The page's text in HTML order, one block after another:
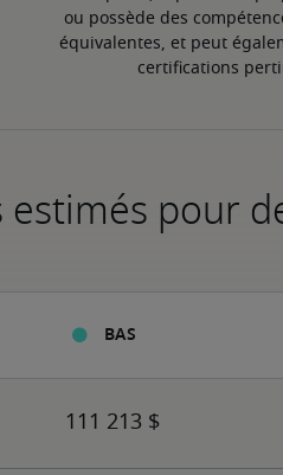
ou possède des
équivalentes, et peut
certifications
estimés pour